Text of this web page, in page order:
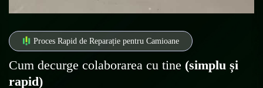
Proces Rapid de Reparație pentru Camioane
Cum decurge colaborarea cu tine (simplu și
rapid)